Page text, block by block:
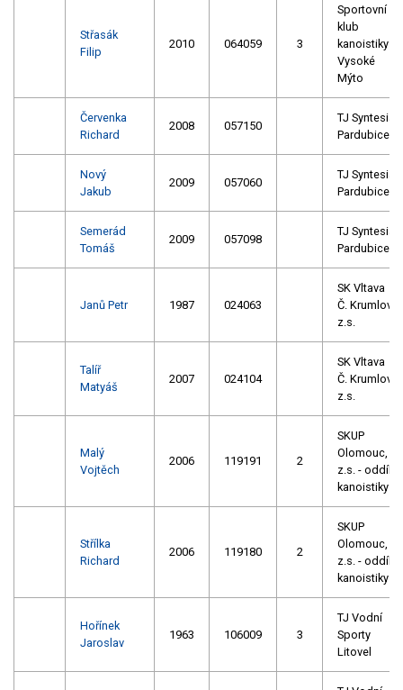
Střasák
Filip
2010 064059 3
Sportovní
klub
kanoistiky
Vysoké
Mýto
Červenka
Richard
2008 057150
TJ Syntesia
Pardubice
Nový
Jakub
2009 057060
TJ Syntesia
Pardubice
Semerád
Tomáš
2009 057098
TJ Syntesia
Pardubice
Janů Petr 1987 024063
SK Vltava
Č. Krumlov
z.s.
Talíř
Matyáš
2007 024104
SK Vltava
Č. Krumlov
z.s.
Malý
Vojtěch
2006 119191 2
SKUP
Olomouc,
z.s. - oddíl
kanoistiky
Střílka
Richard
2006 119180 2
SKUP
Olomouc,
z.s. - oddíl
kanoistiky
Hořínek
Jaroslav
1963 106009 3
TJ Vodní
Sporty
Litovel